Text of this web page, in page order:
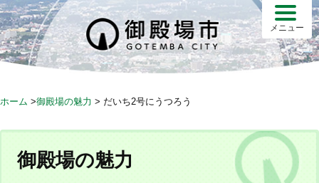
S
k
i
p
o
メニュー
ホーム >御殿場の魅力 > だいち2号にうつろう
御殿場の魅力